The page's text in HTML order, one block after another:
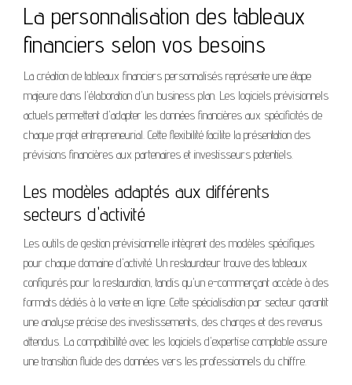
La personnalisation des tableaux
financiers selon vos besoins
La création de tableaux financiers personnalisés représente une étape
majeure dans l'élaboration d'un business plan. Les logiciels prévisionnels
actuels permettent d'adapter les données financières aux spécificités de
chaque projet entrepreneurial. Cette flexibilité facilite la présentation des
prévisions financières aux partenaires et investisseurs potentiels.
Les modèles adaptés aux différents
secteurs d'activité
Les outils de gestion prévisionnelle intègrent des modèles spécifiques
pour chaque domaine d'activité. Un restaurateur trouve des tableaux
configurés pour la restauration, tandis qu'un e-commerçant accède à des
formats dédiés à la vente en ligne. Cette spécialisation par secteur garantit
une analyse précise des investissements, des charges et des revenus
attendus. La compatibilité avec les logiciels d'expertise comptable assure
une transition fluide des données vers les professionnels du chiffre.